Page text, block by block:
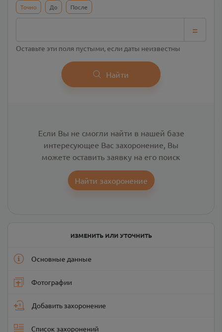
Точно До После
=
Оставьте эти поля пустыми, если даты неизвестны
Найти
Если Вы не смогли найти в нашей базе
интересующее Вас захоронение, Вы
можете оставить заявку на его поиск
Найти захоронение
ИЗМЕНИТЬ ИЛИ УТОЧНИТЬ
Основные данные
Фотографии
Добавить захоронение
Список захоронений